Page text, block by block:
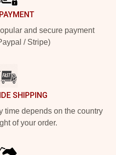
and secure payment
/ Stripe)
SHIPPING
time depends on the country
of your order.